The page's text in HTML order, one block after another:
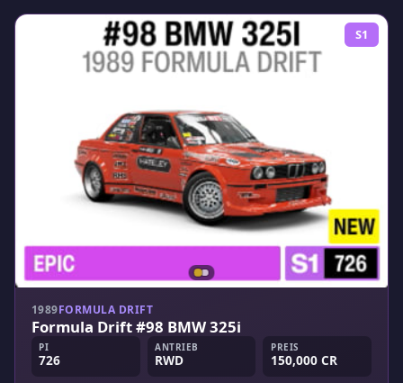
S1
1989FORMULA DRIFT
Formula Drift #98 BMW 325i
PI
726
ANTRIEB
RWD
PREIS
150,000 CR